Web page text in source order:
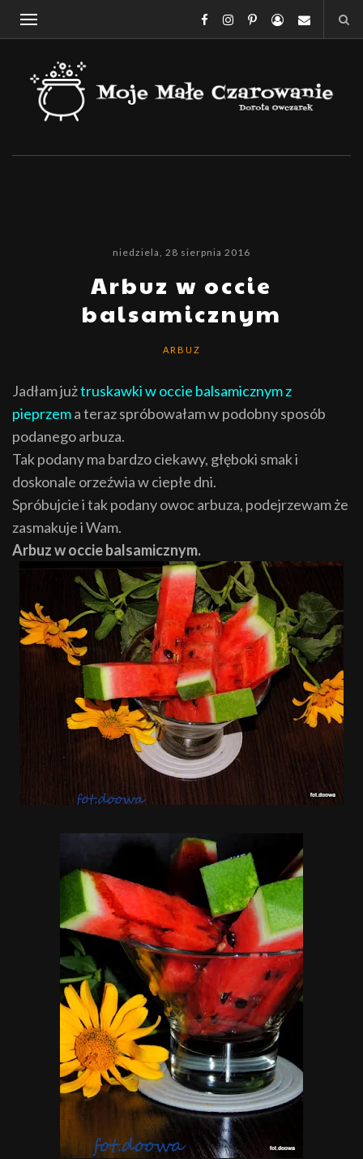
niedziela, 28 sierpnia 2016
Arbuz w occie
balsamicznym
ARBUZ
Jadłam jużtruskawki w occie balsamicznym z
pieprzema teraz spróbowałam w podobny sposób
podanego arbuza.
Tak podany ma bardzo ciekawy, głęboki smak i
doskonale orzeźwia w ciepłe dni.
Spróbujcie i tak podany owoc arbuza, podejrzewam że
zasmakuje i Wam.
Arbuz w occie balsamicznym.